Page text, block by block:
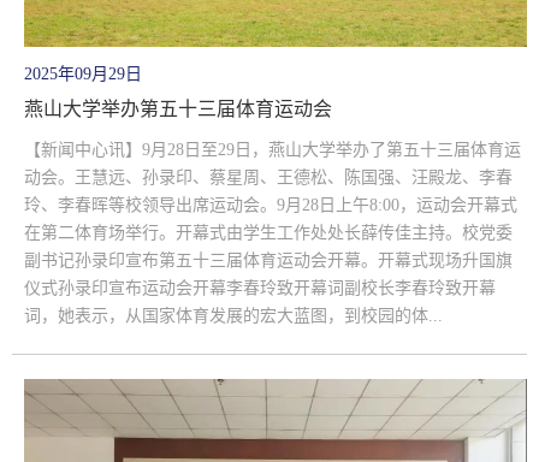
2025年09月29日
燕山大学举办第五十三届体育运动会
【新闻中心讯】9月28日至29日，燕山大学举办了第五十三届体育运
动会。王慧远、孙录印、蔡星周、王德松、陈国强、汪殿龙、李春
玲、李春晖等校领导出席运动会。9月28日上午8:00，运动会开幕式
在第二体育场举行。开幕式由学生工作处处长薛传佳主持。校党委
副书记孙录印宣布第五十三届体育运动会开幕。开幕式现场升国旗
仪式孙录印宣布运动会开幕李春玲致开幕词副校长李春玲致开幕
词，她表示，从国家体育发展的宏大蓝图，到校园的体...